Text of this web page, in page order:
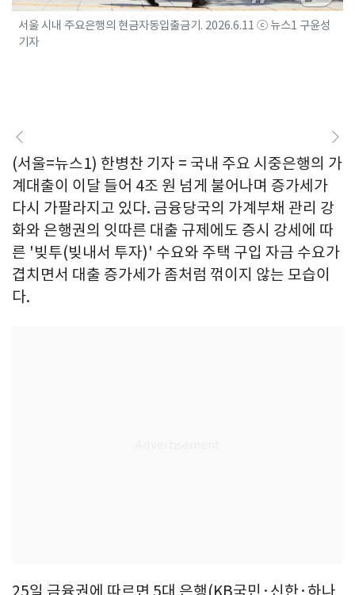
서울 시내 주요은행의 현금자동입출금기. 2026.6.11 ⓒ 뉴스1 구윤성
기자
(서울=뉴스1) 한병찬 기자 = 국내 주요 시중은행의 가
계대출이 이달 들어 4조 원 넘게 불어나며 증가세가
다시 가팔라지고 있다. 금융당국의 가계부채 관리 강
화와 은행권의 잇따른 대출 규제에도 증시 강세에 따
른 '빚투(빚내서 투자)' 수요와 주택 구입 자금 수요가
겹치면서 대출 증가세가 좀처럼 꺾이지 않는 모습이
다.
25일 금융권에 따르면 5대 은행(KB국민·신한·하나